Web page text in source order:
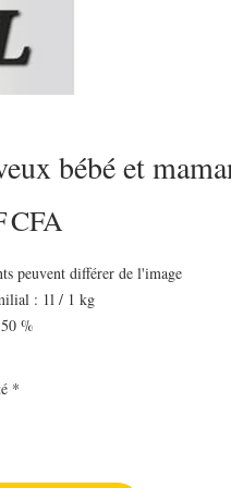
bébé et
CFA
peuvent différer de l'image
: 1l / 1 kg
%
3 l )
Baby🌟🌟
tous les produits necessaires pour
*